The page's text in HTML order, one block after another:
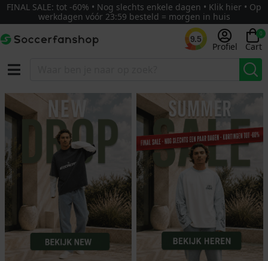
FINAL SALE: tot -60% • Nog slechts enkele dagen • Klik hier • Op
werkdagen vóór 23:59 besteld = morgen in huis
9.5
Profiel
0
Cart